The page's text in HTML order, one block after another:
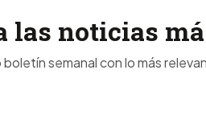
las noticias
semanal con lo más